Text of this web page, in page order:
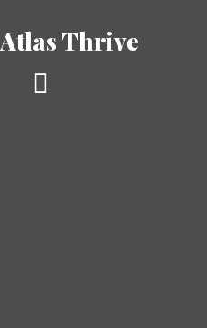
Atlas Thrive